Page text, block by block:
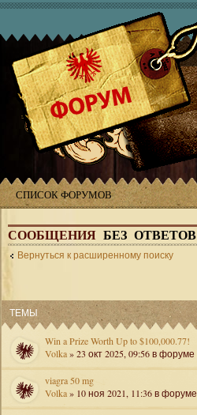
СПИСОК ФОРУМОВ
СООБЩЕНИЯ БЕЗ ОТВЕТОВ
Вернуться к расширенному поиску
ТЕМЫ
Win a Prize Worth Up to $100,000.77!
Volka» 23 окт 2025, 09:56 в форуме
viagra 50 mg
Volka» 10 ноя 2021, 11:36 в форуме